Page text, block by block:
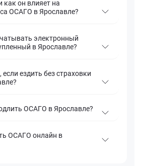
как он влияет на
ОСАГО в Ярославле?
электронный
в Ярославле?
ездить без страховки
ОСАГО в Ярославле?
ОСАГО онлайн в